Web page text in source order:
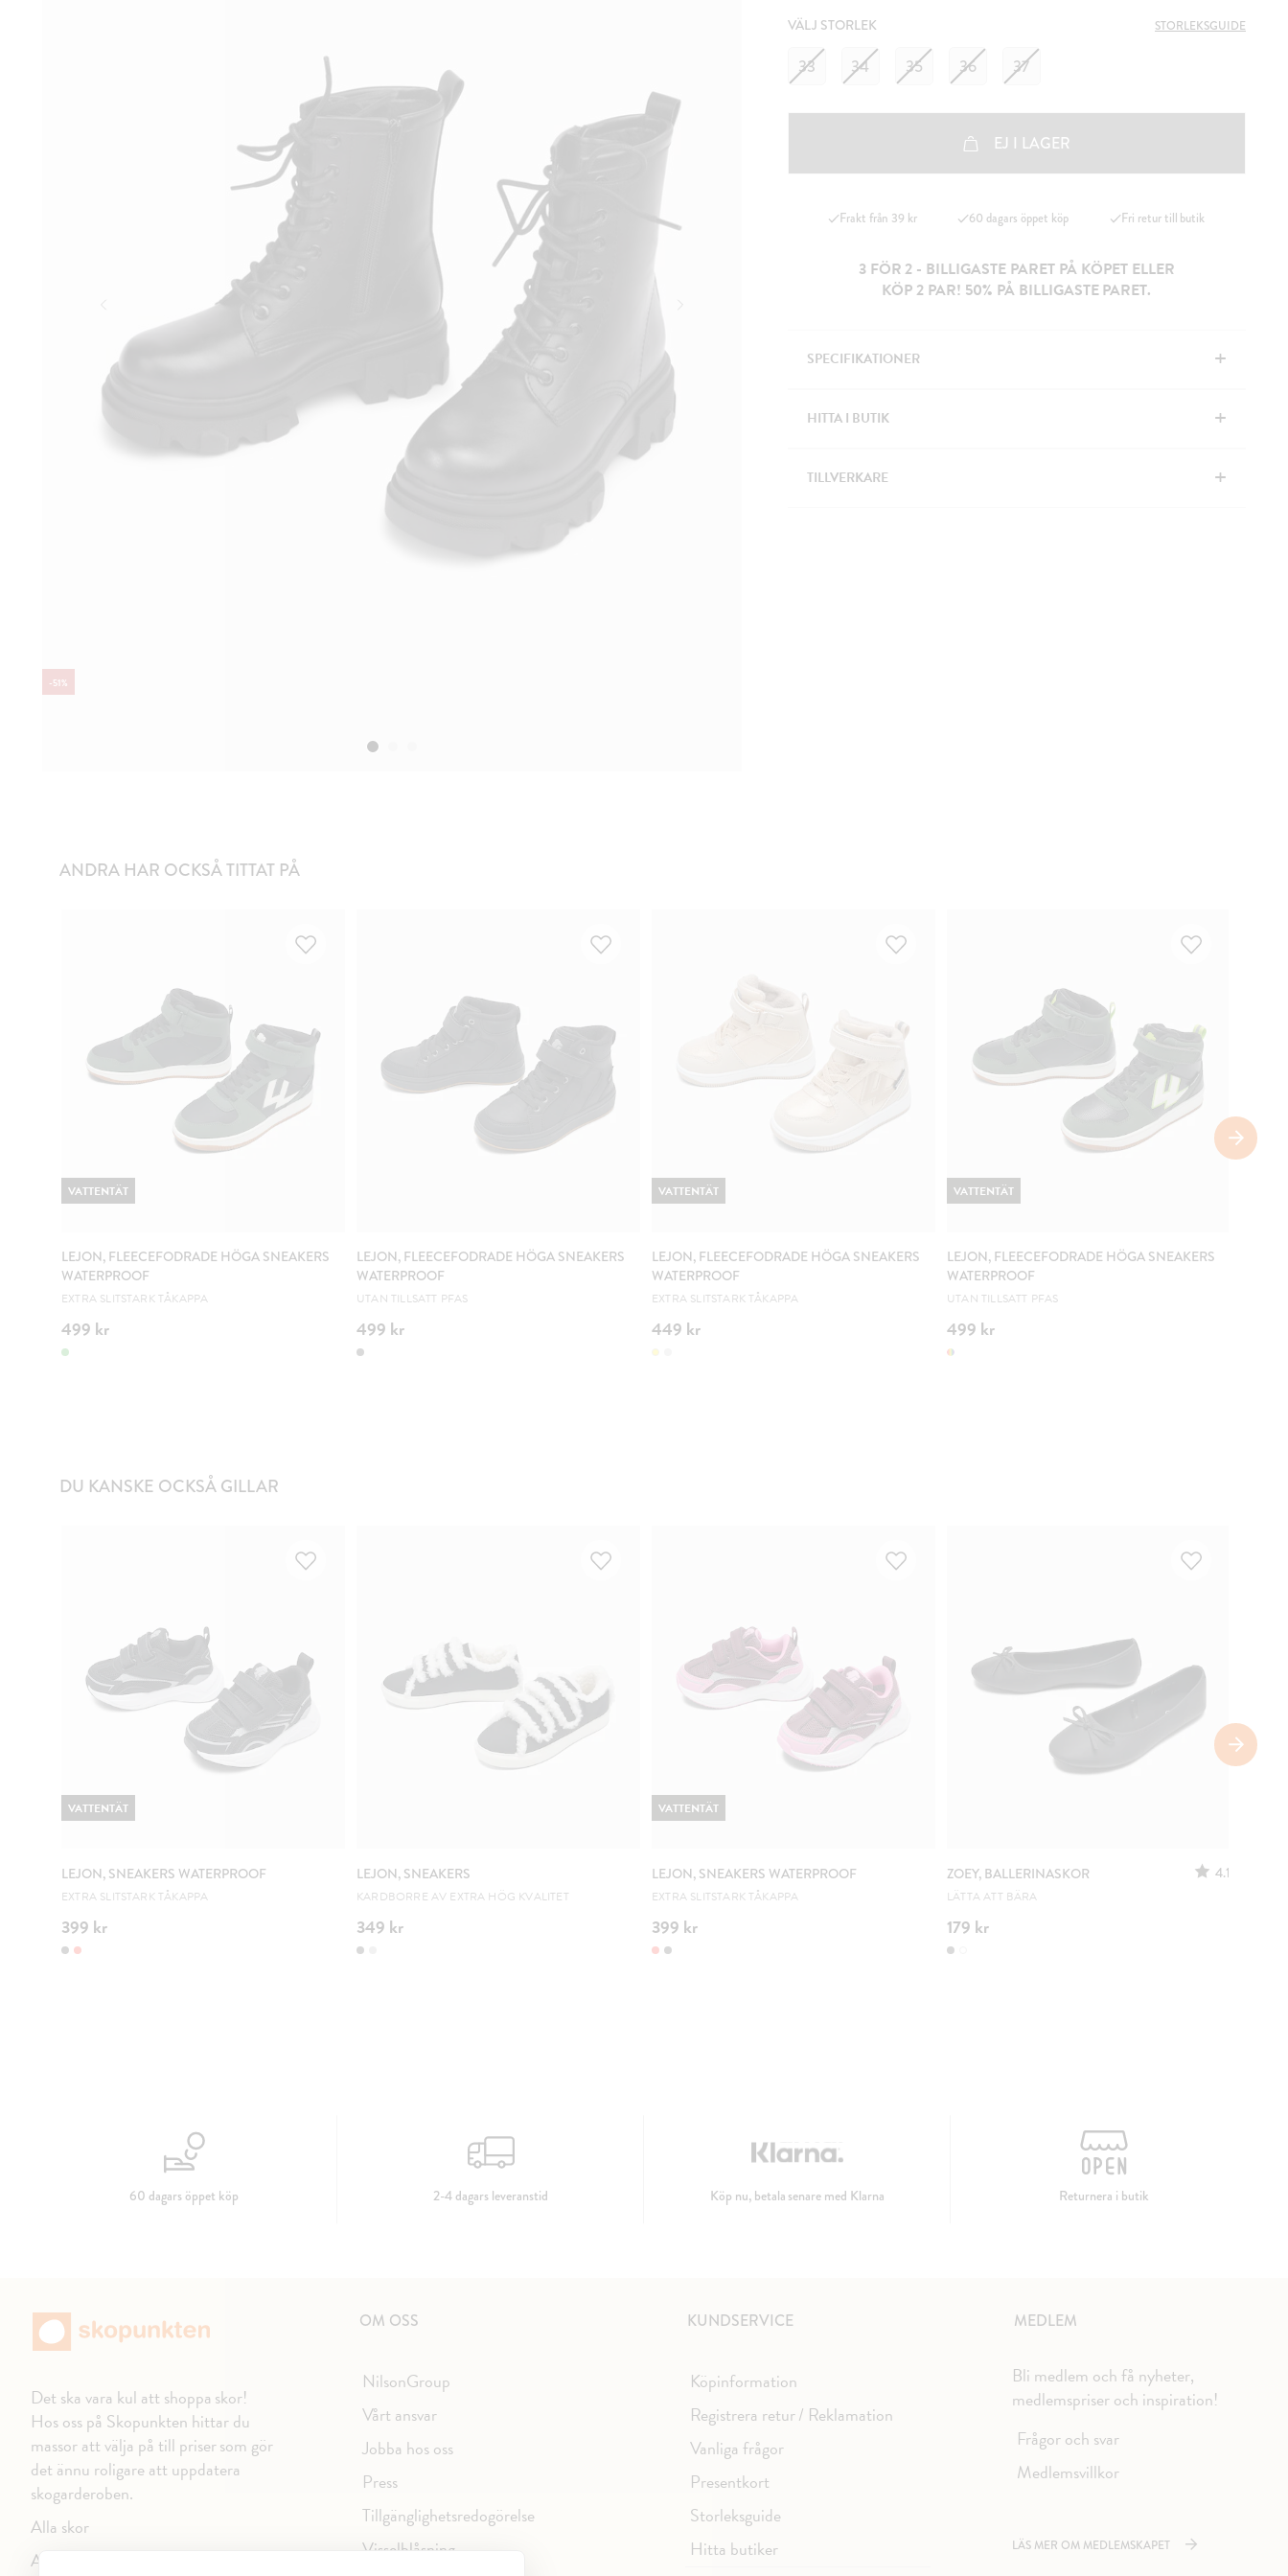
-51%
VÄLJ STORLEK STORLEKSGUIDE
33 34 35 36 37
EJ I LAGER
Frakt från 39 kr 60 dagars öppet köp Fri retur till butik
3 FÖR 2 - BILLIGASTE PARET PÅ KÖPET ELLER
KÖP 2 PAR! 50% PÅ BILLIGASTE PARET.
SPECIFIKATIONER +
HITTA I BUTIK +
TILLVERKARE +
ANDRA HAR OCKSÅ TITTAT PÅ
LEJON, FLEECEFODRADE HÖGA SNEAKERS
WATERPROOF
EXTRA SLITSTARK TÅKAPPA
499 kr
VATTENTÄT
LEJON, FLEECEFODRADE HÖGA SNEAKERS
WATERPROOF
UTAN TILLSATT PFAS
499 kr
LEJON, FLEECEFODRADE HÖGA SNEAKERS
WATERPROOF
EXTRA SLITSTARK TÅKAPPA
449 kr
VATTENTÄT
LEJON, FLEECEFODRADE HÖGA SNEAKERS
WATERPROOF
UTAN TILLSATT PFAS
499 kr
VATTENTÄT
DU KANSKE OCKSÅ GILLAR
LEJON, SNEAKERS WATERPROOF
EXTRA SLITSTARK TÅKAPPA
399 kr
VATTENTÄT
LEJON, SNEAKERS
KARDBORRE AV EXTRA HÖG KVALITET
349 kr
LEJON, SNEAKERS WATERPROOF
EXTRA SLITSTARK TÅKAPPA
399 kr
VATTENTÄT
ZOEY, BALLERINASKOR 4.1
LÄTTA ATT BÄRA
179 kr
60 dagars öppet köp 2-4 dagars leveranstid Köp nu, betala senare med Klarna Returnera i butik
Det ska vara kul att shoppa skor!
Hos oss på Skopunkten hittar du
massor att välja på till priser som gör
det ännu roligare att uppdatera
skogarderoben.
Alla skor
Alla varumärken
OM OSS
NilsonGroup
Vårt ansvar
Jobba hos oss
Press
Tillgänglighetsredogörelse
Visselblåsning
KUNDSERVICE
Köpinformation
Registrera retur / Reklamation
Vanliga frågor
Presentkort
Storleksguide
Hitta butiker
MEDLEM
Bli medlem och få nyheter,
medlemspriser och inspiration!
Frågor och svar
Medlemsvillkor
LÄS MER OM MEDLEMSKAPET